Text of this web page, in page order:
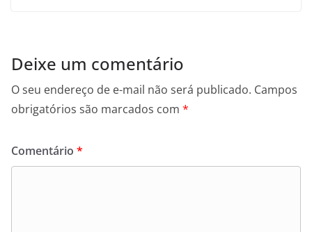
Deixe um comentário
O seu endereço de e-mail não será publicado. Campos
obrigatórios são marcados com *
Comentário *